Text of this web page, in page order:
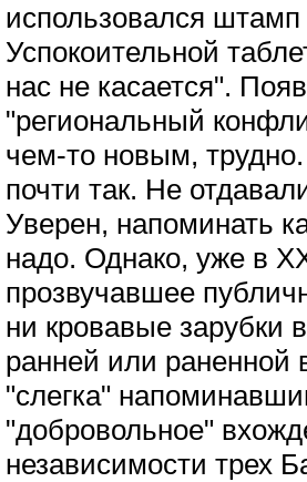
использовался
Успокоительной
нас не касается".
"региональный
чем-то новым,
почти так. Не
Уверен, напоминать
надо. Однако, уже в
прозвучавшее
ни кровавые зарубки
ранней или раненной
"слегка"
"добровольное"
независимости трех